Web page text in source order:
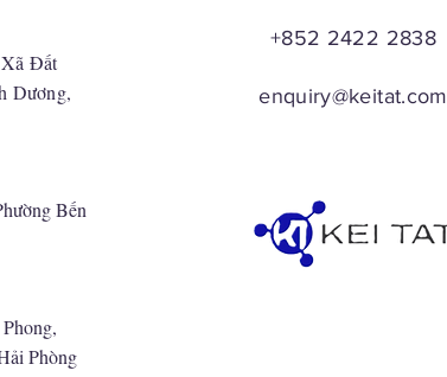
Đất
Dương,
Bến
Phòng
+852 2422 2838
enquiry@keitat.com